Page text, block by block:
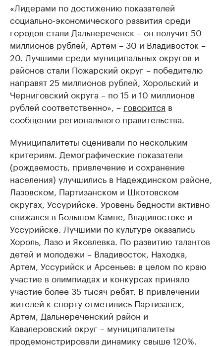
«Лидерами по достижению показателей
социально-экономического развития среди
городов стали Дальнереченск – он получит 50
миллионов рублей, Артем – 30 и Владивосток –
20. Лучшими среди муниципальных округов и
районов стали Пожарский округ – победителю
направят 25 миллионов рублей, Хорольский и
Черниговский округа – по 15 и 10 миллионов
рублей соответственно», – говорится в
сообщении регионального правительства.
Муниципалитеты оценивали по нескольким
критериям. Демографические показатели
(рождаемость, привлечение и сохранение
населения) улучшились в Надеждинском районе,
Лазовском, Партизанском и Шкотовском
округах, Уссурийске. Уровень бедности активно
снижался в Большом Камне, Владивостоке и
Уссурийске. Лучшими по культуре оказались
Хороль, Лазо и Яковлевка. По развитию талантов
детей и молодежи – Владивосток, Находка,
Артем, Уссурийск и Арсеньев: в целом по краю
участие в олимпиадах и конкурсах приняло
участие более 35 тысяч ребят. В привлечении
жителей к спорту отметились Партизанск,
Артем, Дальнереченский район и
Кавалеровский округ – муниципалитеты
продемонстрировали динамику свыше 120%.